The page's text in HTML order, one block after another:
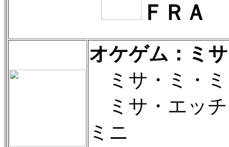
ＦＲＡ
オケゲム：ミ
ミサ・ミ・ミ
ミサ・エッチ
ミニ